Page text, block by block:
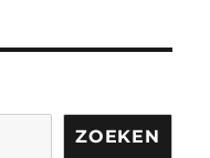
NA
PAGI
ZOEKEN